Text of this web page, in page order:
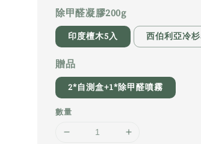
除甲醛凝膠200g
印度檀木5入 西伯利亞冷
贈品
2*自測盒+1*除甲醛噴霧
數量